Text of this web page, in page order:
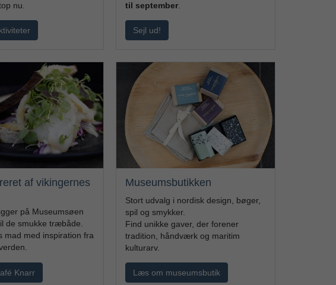
nu.
til september.
Sejl ud!
af vikingernes
på Museumsøen
de smukke træbåde.
mad med inspiration fra
Knarr
Museumsbutikken
Stort udvalg i nordisk design, bøger,
spil og smykker.
Find unikke gaver, der forener
tradition, håndværk og maritim
kulturarv.
Læs om museumsbutik